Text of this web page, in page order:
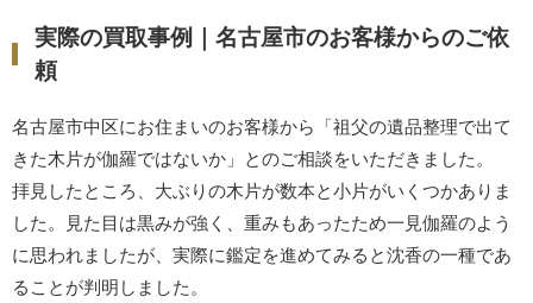
実際の買取事例｜名古屋市のお客様からのご依
頼
名古屋市中区にお住まいのお客様から「祖父の遺品整理で出て
きた木片が伽羅ではないか」とのご相談をいただきました。
拝見したところ、大ぶりの木片が数本と小片がいくつかありま
した。見た目は黒みが強く、重みもあったため一見伽羅のよう
に思われましたが、実際に鑑定を進めてみると沈香の一種であ
ることが判明しました。